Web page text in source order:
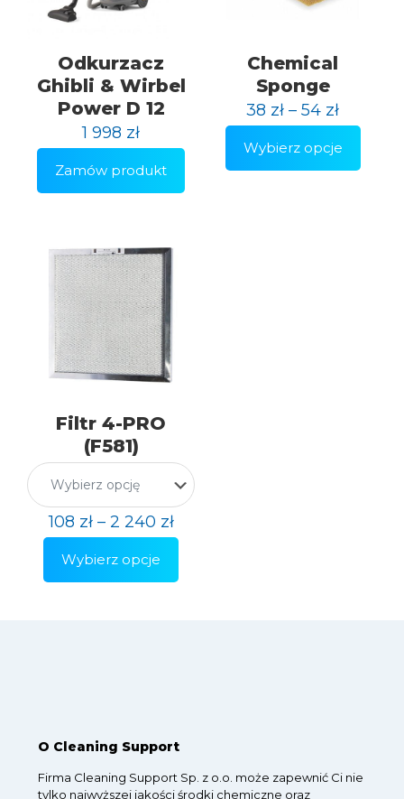
Odkurzacz
Ghibli & Wirbel
Power D 12
1 998 zł
Zamów produkt
Chemical
Sponge
38 zł –54 zł
Wybierz opcje
produkt
Filtr 4-PRO
(F581)
108 zł– 2 240 zł
Wybierz opcje
produkt
produktu
O Cleaning Support
Firma Cleaning Support Sp. z o.o. może zapewnić Ci nie
tylko najwyższej jakości środki chemiczne oraz